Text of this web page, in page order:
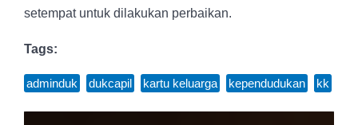
setempat untuk dilakukan perbaikan.
Tags:
adminduk dukcapil kartu keluarga kependudukan kk